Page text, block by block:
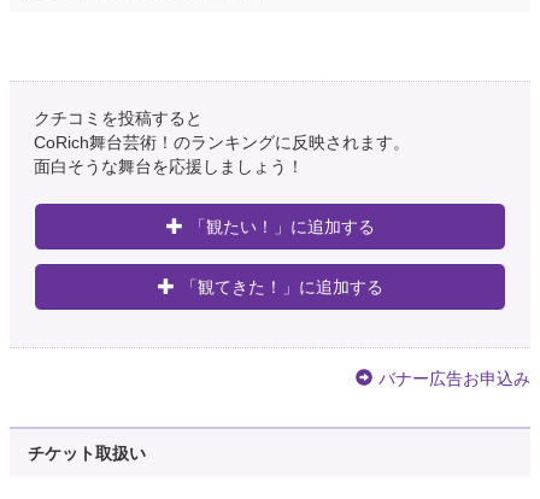
クチコミを投稿すると
CoRich舞台芸術！のランキングに反映されます。
面白そうな舞台を応援しましょう！
「観たい！」に追加する
「観てきた！」に追加する
バナー広告お申込み
チケット取扱い